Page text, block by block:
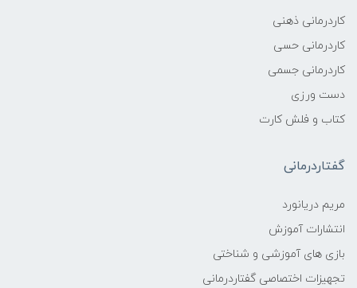
کاردرمانی ذهنی
کاردرمانی حسی
کاردرمانی جسمی
دست ورزی
کتاب و فلش کارت
گفتاردرمانی
مریم دریانورد
انتشارات آموزش
بازی های آموزشی و شناختی
تجهیزات اختصاصی گفتاردرمانی